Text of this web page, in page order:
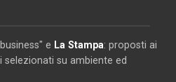
e La Stampa: proposti ai
su ambiente ed